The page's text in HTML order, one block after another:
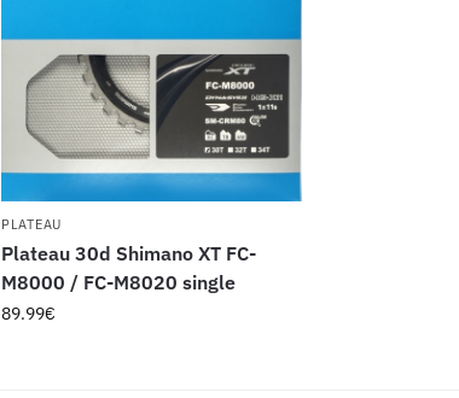
PLATEAU
Plateau 30d Shimano XT FC-
M8000 / FC-M8020 single
89.99€